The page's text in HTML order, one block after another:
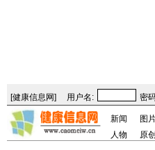
[健康信息网] 用户名: 密
新闻 图
人物
原创